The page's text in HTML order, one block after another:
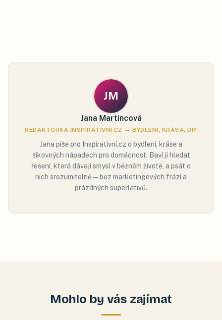
JM
Jana Martincová
REDAKTORKA INSPIRATIVNÍ.CZ — BYDLENÍ, KRÁSA, DIY
Jana píše pro Inspirativní.cz o bydlení, kráse a
šikovných nápadech pro domácnost. Baví ji hledat
řešení, která dávají smysl v běžném životě, a psát o
nich srozumitelně — bez marketingových frází a
prázdných superlativů.
Mohlo by vás zajímat